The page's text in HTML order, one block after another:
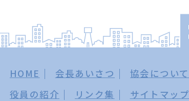
HOME 会長あいさつ 協会について
役員の紹介
リンク集 サイトマップ